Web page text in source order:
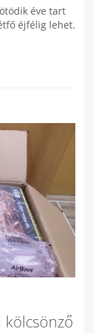
éve tart
éjfélig lehet.
kölcsönző